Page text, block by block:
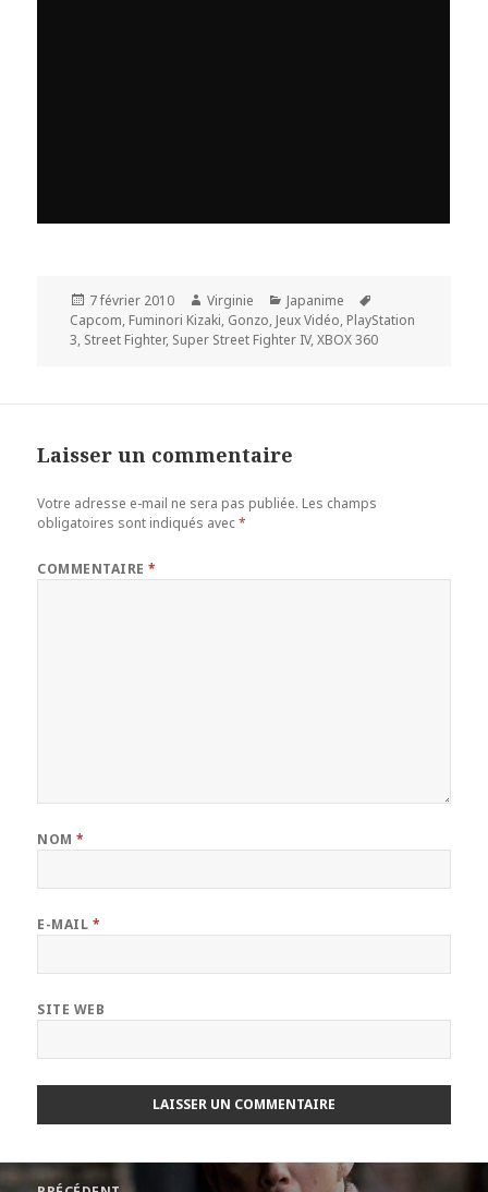
Publié
le
7 février 2010 Auteur
Virginie Catégories
Japanime
clés
Capcom, Fuminori Kizaki, Gonzo, Jeux Vidéo, PlayStation
3, Street Fighter, Super Street Fighter IV,XBOX 360
Laisser un commentaire
Votre adresse e-mail ne sera pas publiée. Les champs
obligatoires sont indiqués avec*
COMMENTAIRE*
NOM*
E-MAIL *
SITE WEB
Navigation